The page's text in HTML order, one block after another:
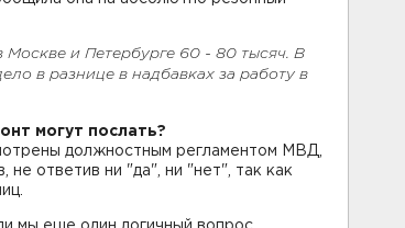
Москве и Петербурге 60 - 80 тысяч. В
в разнице в надбавках за работу в
могут послать?
должностным регламентом МВД,
не ответив ни "да", ни "нет", так как